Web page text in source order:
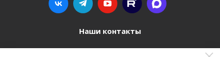
Наши контакты
8 800 77-00-962